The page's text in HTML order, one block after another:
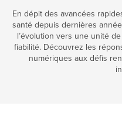
En dépit des avancées
santé depuis dernières
l’évolution vers une unité
fiabilité. Découvrez les
numériques aux défis